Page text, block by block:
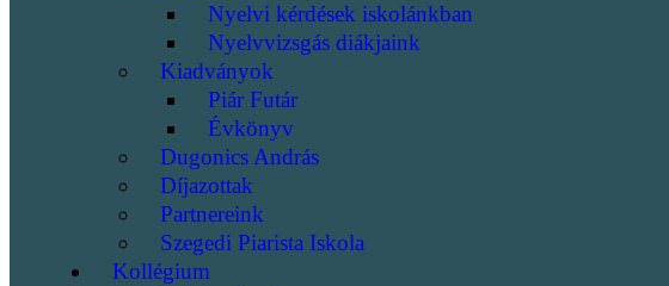
Nyelvi kérdések iskolánkban
Nyelvvizsgás diákjaink
Kiadványok
Piár Futár
Évkönyv
Dugonics András
Díjazottak
Partnereink
Szegedi Piarista Iskola
Kollégium